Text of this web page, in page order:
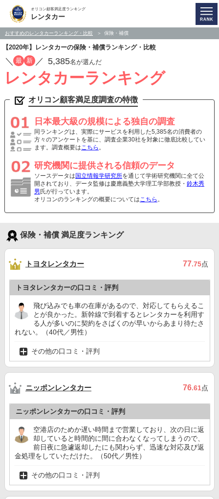
オリコン顧客満足度ランキング
レンタカー
おすすめのレンタカーランキング・比較 保険・補償
【2020年】レンタカーの保険・補償ランキング・比較
／ 最 新 ／ 5,385名が選んだ
レンタカーランキング
オリコン顧客満足度調査の特徴
日本最大級の規模による独自の調査
同ランキングは、実際にサービスを利用した5,385名の消費者の
方々のアンケートを基に、調査企業30社を対象に徹底比較してい
ます。調査概要はこちら 。
研究機関に提供される信頼のデータ
ソースデータは 国立情報学研究所を通じて学術研究機関に全て公
開されており、データ監修は慶應義塾大学理工学部教授・ 鈴木秀
男 氏が行っています。
オリコンのランキングの概要についてはこちら 。
保険・補償 満足度ランキング
トヨタレンタカー 77.75点
トヨタレンタカーの口コミ・評判
飛び込みでも車の在庫があるので、対応してもらえるこ
とが良かった。新幹線で到着するとレンタカーを利用す
る人が多いのに契約をさばくのが早いからあまり待たさ
れない。（40代／男性）
その他の口コミ・評判
ニッポンレンタカー 76.61点
ニッポンレンタカーの口コミ・評判
空港店のためか遅い時間まで営業しており、次の日に返
却していると時間的に間に合わなくなってしまうので、
前日夜に急遽返却したにも関わらず、迅速な対応及び返
金処理をしていただけた。（50代／男性）
その他の口コミ・評判